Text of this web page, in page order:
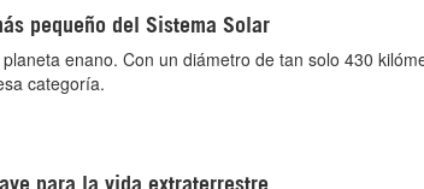
pequeño del Sistema Solar
enano. Con un diámetro de tan solo 430
categoría.
para la vida extraterrestre